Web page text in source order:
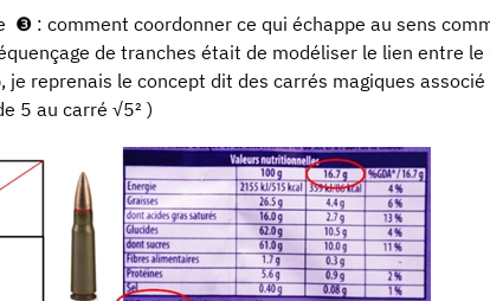
❸ : comment coordonner ce qui échappe au sens
de tranches était de modéliser le lien entre
je reprenais le concept dit des carrés magiques
5 au carré √5² )